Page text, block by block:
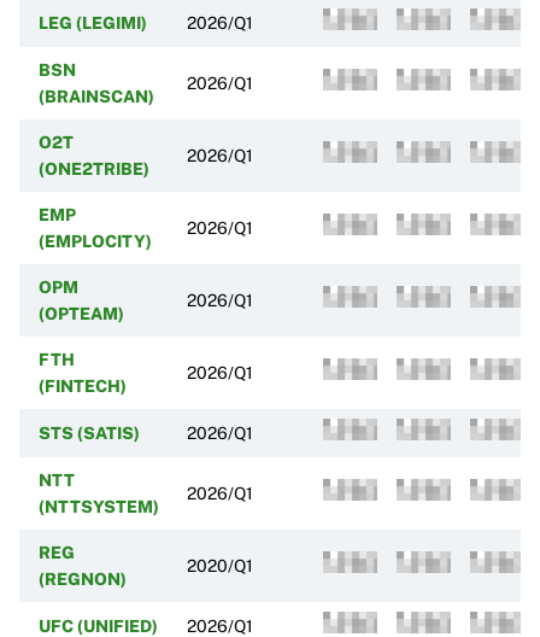
LEG (LEGIMI) 2026/Q1
BSN
(BRAINSCAN)
2026/Q1
O2T
(ONE2TRIBE)
2026/Q1
EMP
(EMPLOCITY)
2026/Q1
OPM
(OPTEAM)
2026/Q1
FTH
(FINTECH)
2026/Q1
STS (SATIS) 2026/Q1
NTT
(NTTSYSTEM)
2026/Q1
REG
(REGNON)
2020/Q1
UFC (UNIFIED) 2026/Q1